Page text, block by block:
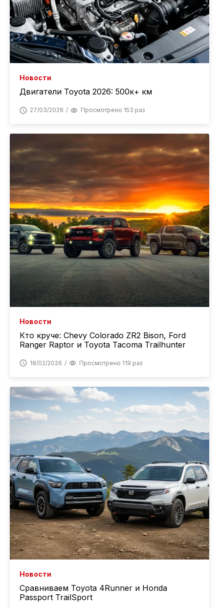
Новости
Двигатели Toyota 2026: 500к+ км
27/03/2026 Просмотрено 153 раз
Новости
Кто круче: Chevy Colorado ZR2 Bison, Ford
Ranger Raptor и Toyota Tacoma Trailhunter
18/02/2026 Просмотрено 119 раз
Новости
Сравниваем Toyota 4Runner и Honda
Passport TrailSport